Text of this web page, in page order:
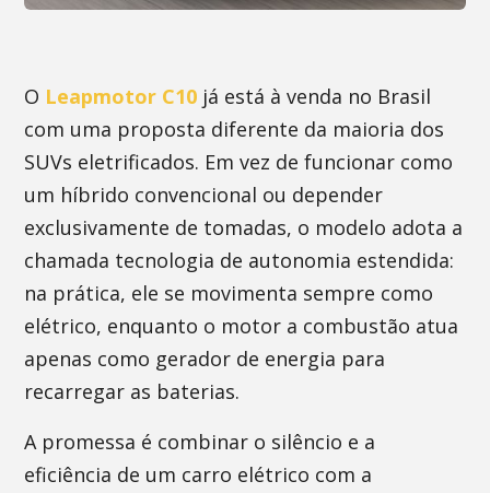
O Leapmotor C10 já está à venda no Brasil
com uma proposta diferente da maioria dos
SUVs eletrificados. Em vez de funcionar como
um híbrido convencional ou depender
exclusivamente de tomadas, o modelo adota a
chamada tecnologia de autonomia estendida:
na prática, ele se movimenta sempre como
elétrico, enquanto o motor a combustão atua
apenas como gerador de energia para
recarregar as baterias.
A promessa é combinar o silêncio e a
eficiência de um carro elétrico com a